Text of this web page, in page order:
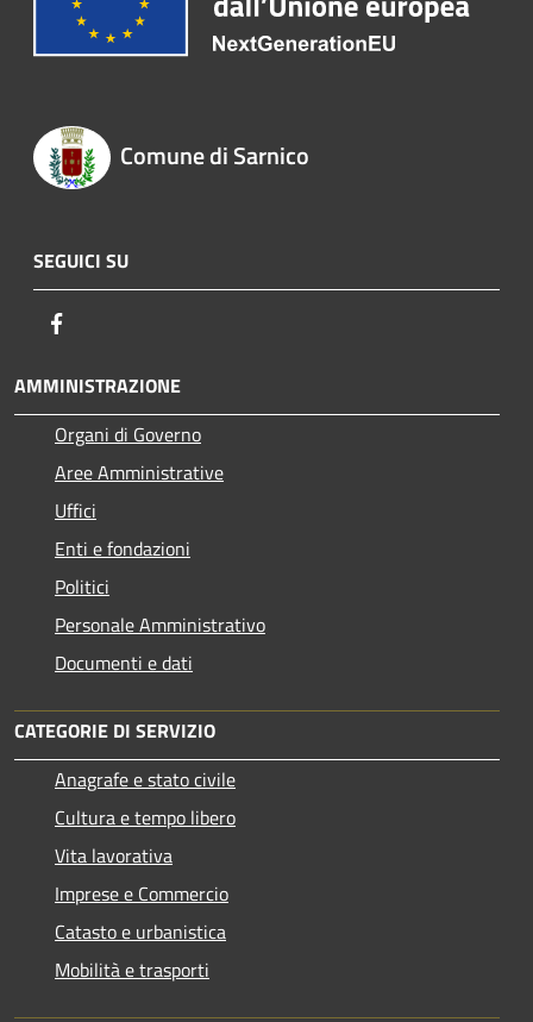
Comune di Sarnico
SEGUICI SU
AMMINISTRAZIONE
Organi di Governo
Aree Amministrative
Uffici
Enti e fondazioni
Politici
Personale Amministrativo
Documenti e dati
CATEGORIE DI SERVIZIO
Anagrafe e stato civile
Cultura e tempo libero
Vita lavorativa
Imprese e Commercio
Catasto e urbanistica
Mobilità e trasporti